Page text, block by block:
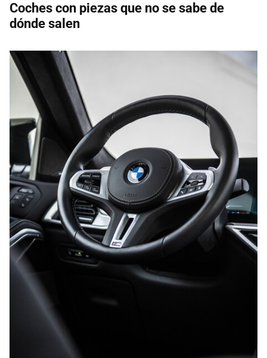
Coches con piezas que no se sabe de
dónde salen